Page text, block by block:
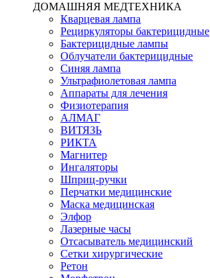
ДОМАШНЯЯ МЕДТЕХНИКА
Кварцевая лампа
Рециркуляторы бактерицидные
Бактерицидные лампы
Облучатели бактерицидные
Синяя лампа
Ультрафиолетовая лампа
Аппараты для лечения
Физиотерапия
АЛМАГ
ВИТЯЗЬ
РИКТА
Магнитер
Ингаляторы
Шприц-ручки
Перчатки медицинские
Маска медицинская
Элфор
Лазерные часы
Отсасыватель медицинский
Сетки хирургические
Ретон